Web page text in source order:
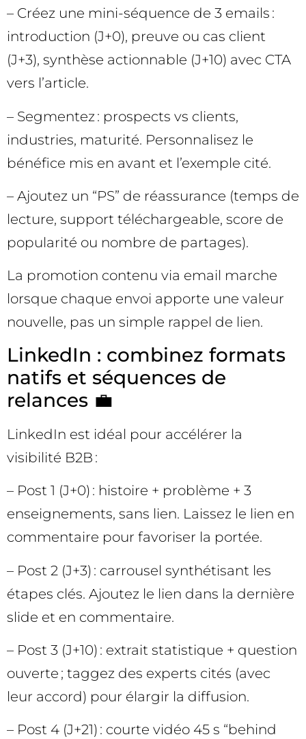
– Créez une mini-séquence de 3 emails :
introduction (J+0), preuve ou cas client
(J+3), synthèse actionnable (J+10) avec CTA
vers l’article.
– Segmentez : prospects vs clients,
industries, maturité. Personnalisez le
bénéfice mis en avant et l’exemple cité.
– Ajoutez un “PS” de réassurance (temps de
lecture, support téléchargeable, score de
popularité ou nombre de partages).
La promotion contenu via email marche
lorsque chaque envoi apporte une valeur
nouvelle, pas un simple rappel de lien.
LinkedIn : combinez formats
natifs et séquences de
relances 💼
LinkedIn est idéal pour accélérer la
visibilité B2B :
– Post 1 (J+0) : histoire + problème + 3
enseignements, sans lien. Laissez le lien en
commentaire pour favoriser la portée.
– Post 2 (J+3) : carrousel synthétisant les
étapes clés. Ajoutez le lien dans la dernière
slide et en commentaire.
– Post 3 (J+10) : extrait statistique + question
ouverte ; taggez des experts cités (avec
leur accord) pour élargir la diffusion.
– Post 4 (J+21) : courte vidéo 45 s “behind